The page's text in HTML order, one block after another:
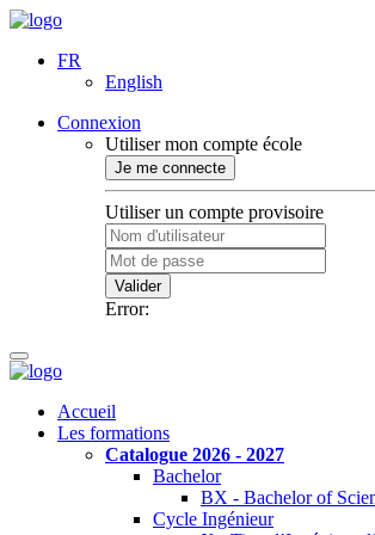
FR
English
Connexion
Utiliser mon compte école
Je me connecte
Utiliser un compte provisoire
Valider
Error:
Accueil
Les formations
Catalogue 2026 - 2027
Bachelor
BX - Bachelor of
Cycle Ingénieur